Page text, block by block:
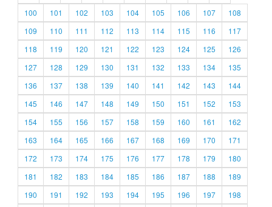
100
101 102 103 104 105 106 107
108
109
110 111 112 113 114 115 116
117
118
119 120 121 122 123 124 125
126
127
128 129 130 131 132 133 134
135
136
137 138 139 140 141 142 143
144
145
146 147 148 149 150 151 152
153
154
155 156 157 158 159 160 161
162
163
164 165 166 167 168 169 170
171
172
173 174 175 176 177 178 179
180
181
182 183 184 185 186 187 188
189
190
191 192 193 194 195 196 197
198